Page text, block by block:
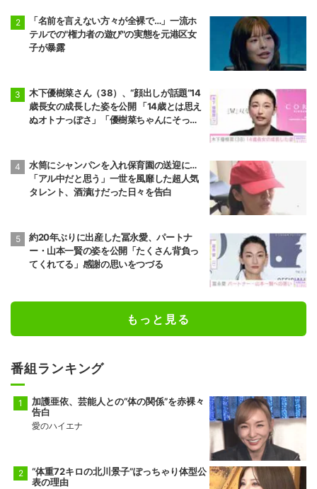
「名前を言えない方々が全裸で…」一流ホ
テルでの"権力者の遊び"の実態を元港区女
子が暴露
木下優樹菜さん（38）、“顔出しが話題”14
歳長女の成長した姿を公開 「14歳とは思え
ぬオトナっぽさ」「優樹菜ちゃんにそっく
水筒にシャンパンを入れ保育園の送迎に…
「アル中だと思う」一世を風靡した超人気
タレント、酒漬けだった日々を告白
約20年ぶりに出産した冨永愛、パートナ
ー・山本一賢の姿を公開「たくさん背負っ
てくれてる」感謝の思いをつづる
もっと見る
番組ランキング
加護亜依、芸能人との“体の関係”を赤裸々
告白
愛のハイエナ
“体重72キロの北川景子”ぽっちゃり体型公
表の理由